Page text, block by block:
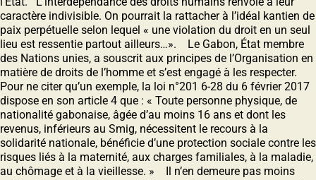
caractère indivisible. On pourrait la rattacher à l’idéal kantien de
paix perpétuelle selon lequel « une violation du droit en un seul
lieu est ressentie partout ailleurs…». Le Gabon, État membre
des Nations unies, a souscrit aux principes de l’Organisation en
matière de droits de l’homme et s’est engagé à les respecter.
Pour ne citer qu’un exemple, la loi n°201 6-28 du 6 février 2017
dispose en son article 4 que : « Toute personne physique, de
nationalité gabonaise, âgée d’au moins 16 ans et dont les
revenus, inférieurs au Smig, nécessitent le recours à la
solidarité nationale, bénéficie d’une protection sociale contre les
risques liés à la maternité, aux charges familiales, à la maladie,
au chômage et à la vieillesse. » Il n’en demeure pas moins